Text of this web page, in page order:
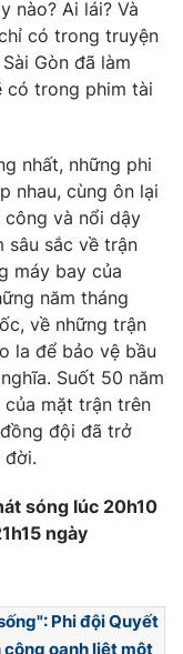
thao
sản
Việt
bằng AI
nào? Ai lái? Và
có trong truyện
Gòn đã làm
có trong phim tài
nhất, những phi
nhau, cùng ôn lại
công và nổi dậy
sâu sắc về trận
máy bay của
năm tháng
về những trận
la để bảo vệ bầu
Suốt 50 năm
mặt trận trên
đội đã trở
đời.
sóng lúc 20h10
ngày
Phi đội Quyết
oanh liệt một